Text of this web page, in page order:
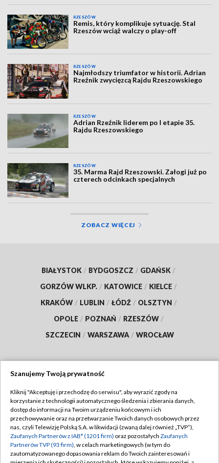
RZESZÓW
Remis, który komplikuje sytuację. Stal
Rzeszów wciąż walczy o play-off
RZESZÓW
Najmłodszy triumfator w historii. Adrian
Rzeźnik zwycięzcą Rajdu Rzeszowskiego
RZESZÓW
Adrian Rzeźnik liderem po I etapie 35.
Rajdu Rzeszowskiego
RZESZÓW
35. Marma Rajd Rzeszowski. Załogi już po
czterech odcinkach specjalnych
ZOBACZ WIĘCEJ
BIAŁYSTOK / BYDGOSZCZ / GDAŃSK /
GORZÓW WLKP. / KATOWICE / KIELCE /
KRAKÓW / LUBLIN / ŁÓDŹ / OLSZTYN /
OPOLE / POZNAŃ / RZESZÓW /
SZCZECIN / WARSZAWA / WROCŁAW
TVP
Abonament TVP
Emisja w TVP
Centrum informacji TVP
Regulamin TVP
Polityka prywatności
Moje zgody
Szanujemy Twoją prywatność
Kliknij "Akceptuję i przechodzę do serwisu", aby wyrazić zgody na
korzystanie z technologii automatycznego śledzenia i zbierania danych,
dostęp do informacji na Twoim urządzeniu końcowym i ich
przechowywanie oraz na przetwarzanie Twoich danych osobowych przez
nas, czyli Telewizję Polską S.A. w likwidacji (zwaną dalej również „TVP”),
Zaufanych Partnerów z IAB* (1201 firm) oraz pozostałych Zaufanych
Partnerów TVP (93 firm), w celach marketingowych (w tym do
zautomatyzowanego dopasowania reklam do Twoich zainteresowań i